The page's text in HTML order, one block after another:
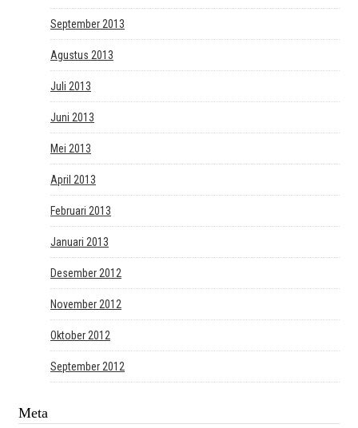
September 2013
Agustus 2013
Juli 2013
Juni 2013
Mei 2013
April 2013
Februari 2013
Januari 2013
Desember 2012
November 2012
Oktober 2012
September 2012
Meta